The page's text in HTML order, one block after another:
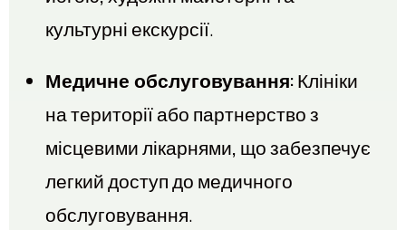
культурні екскурсії.
Медичне обслуговування:Клініки
на території або партнерство з
місцевими лікарнями, що забезпечує
легкий доступ до медичного
обслуговування.